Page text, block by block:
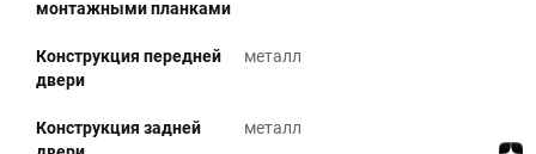
монтажными планками
Конструкция передней
двери
металл
Конструкция задней
металл